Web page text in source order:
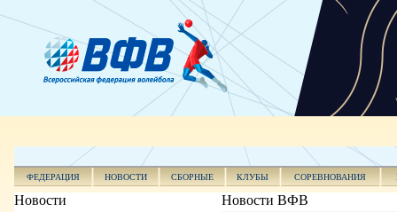
ФЕДЕРАЦИЯ НОВОСТИ СБОРНЫЕ КЛУБЫ СОРЕВНОВАНИЯ
Новости Новости ВФВ